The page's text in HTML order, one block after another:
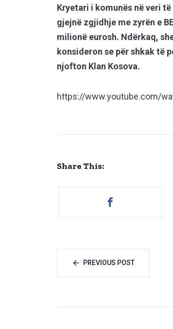
Kryetari i komunës në veri
gjejnë zgjidhje me zyrën e
milionë eurosh. Ndërkaq,
konsideron se për shkak të
njofton Klan Kosova.
https://www.youtube.com/
Share This:
PREVIOUS POST